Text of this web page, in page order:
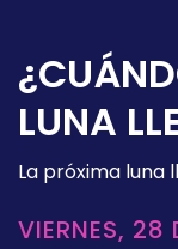
LUNA
La próxima luna
VIERNES,